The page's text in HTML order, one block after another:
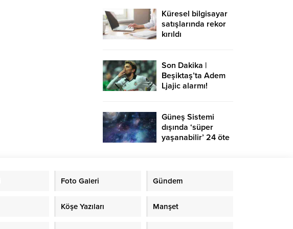
Küresel bilgisayar
satışlarında rekor
kırıldı
Son Dakika |
Beşiktaş’ta Adem
Ljajic alarmı!
Güneş Sistemi
dışında ‘süper
yaşanabilir’ 24 öte
Foto Galeri Gündem
Köşe Yazıları Manşet